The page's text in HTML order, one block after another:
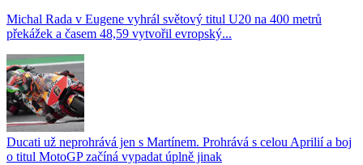
Michal Rada v Eugene vyhrál světový titul U20 na 400 metrů
překážek a časem 48,59 vytvořil evropský...
Ducati už neprohrává jen s Martínem. Prohrává s celou Aprilií a boj
o titul MotoGP začíná vypadat úplně jinak